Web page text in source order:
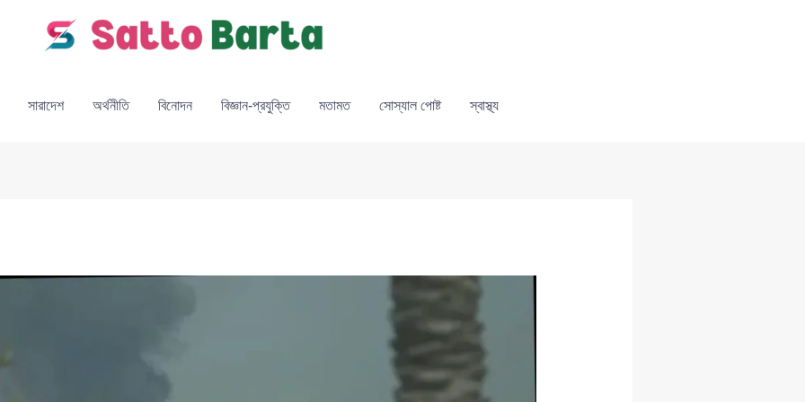
সারাদেশ অর্থনীতি বিনোদন বিজ্ঞান-প্রযুক্তি মতামত সোস্যাল পোষ্ট স্বাস্থ্য